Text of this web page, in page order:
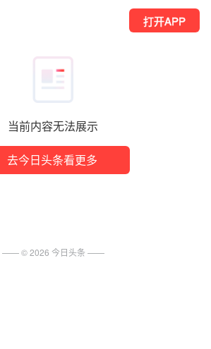
当前内容无法展示
去今日头条看更多
打开APP
—— ©2026 今日头条 ——